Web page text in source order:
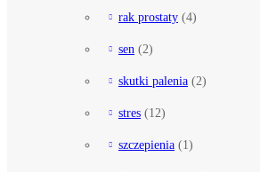
rak prostaty (4)
sen (2)
skutki palenia (2)
stres (12)
szczepienia (1)